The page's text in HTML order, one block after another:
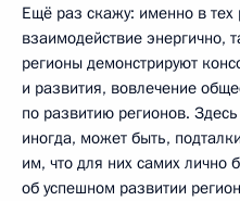
Ещё раз скажу: именно в тех
взаимодействие энергично,
регионы демонстрируют
и развития, вовлечение
по развитию регионов.
иногда, может быть,
им, что для них самих лично
об успешном развитии